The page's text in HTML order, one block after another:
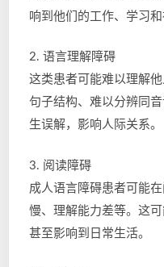
响到他们的工作、学习和
2. 语言理解障碍
这类患者可能难以理解
句子结构、难以分辨同
生误解，影响人际关系。
3. 阅读障碍
成人语言障碍患者可能
慢、理解能力差等。这
甚至影响到日常生活。